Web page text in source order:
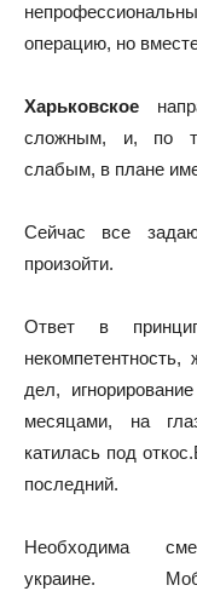
операцию, но
Харьковское
сложным, и, по
слабым, в плане
Сейчас все
произойти.
Ответ в
дел,
месяцами, на
катилась под
последний.
Необходима
украине.